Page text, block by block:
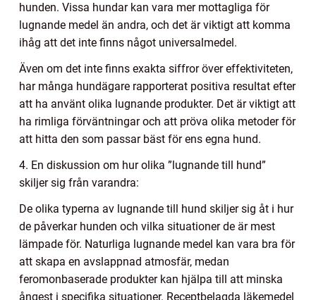
hunden. Vissa hundar kan vara mer mottagliga för
lugnande medel än andra, och det är viktigt att komma
ihåg att det inte finns något universalmedel.
Även om det inte finns exakta siffror över effektiviteten,
har många hundägare rapporterat positiva resultat efter
att ha använt olika lugnande produkter. Det är viktigt att
ha rimliga förväntningar och att pröva olika metoder för
att hitta den som passar bäst för ens egna hund.
4. En diskussion om hur olika ”lugnande till hund”
skiljer sig från varandra:
De olika typerna av lugnande till hund skiljer sig åt i hur
de påverkar hunden och vilka situationer de är mest
lämpade för. Naturliga lugnande medel kan vara bra för
att skapa en avslappnad atmosfär, medan
feromonbaserade produkter kan hjälpa till att minska
ångest i specifika situationer. Receptbelagda läkemedel